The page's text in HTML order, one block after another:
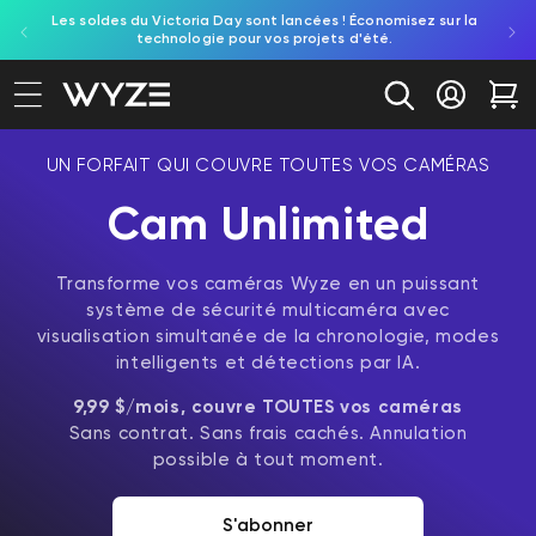
au contenu
d'accessibilité
Les soldes du Victoria Day sont lancées ! Économisez sur la
technologie pour vos projets d'été.
Se
UN FORFAIT QUI COUVRE TOUTES VOS CAMÉRAS
Cam Unlimited
Transforme vos caméras Wyze en un puissant
système de sécurité multicaméra avec
visualisation simultanée de la chronologie, modes
intelligents et détections par IA.
9,99 $/mois, couvre TOUTES vos caméras
Sans contrat. Sans frais cachés. Annulation
possible à tout moment.
S'abonner